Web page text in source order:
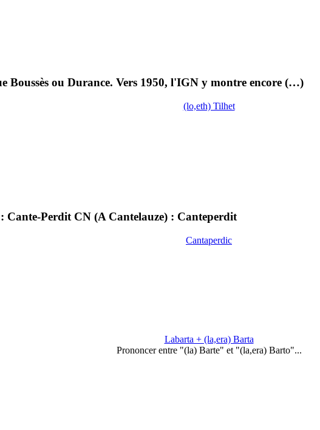
Boussès ou Durance. Vers 1950, l'IGN y montre encore (…)
(lo,eth) Tilhet
Perdit CN (A Cantelauze) : Canteperdit
Cantaperdic
Labarta + (la,era) Barta
Prononcer entre "(la) Barte" et "(la,era) Barto"...